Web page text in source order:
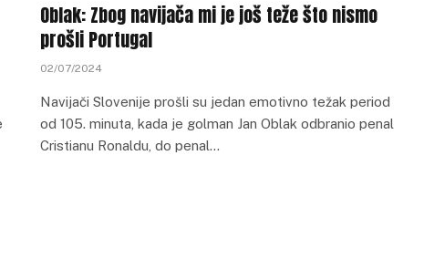
Oblak: Zbog navijača mi je još teže što nismo
prošli Portugal
02/07/2024
Navijači Slovenije prošli su jedan emotivno težak period
od 105. minuta, kada je golman Jan Oblak odbranio penal
Cristianu Ronaldu, do penal…